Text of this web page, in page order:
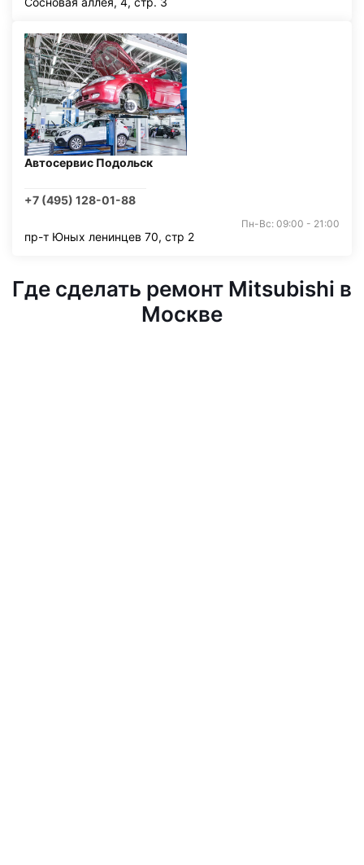
Автосервис Подольск
+7 (495) 128-01-88
Пн-Вс: 09:00 - 21:00
пр-т Юных ленинцев 70, стр 2
Где сделать ремонт Mitsubishi в
Москве